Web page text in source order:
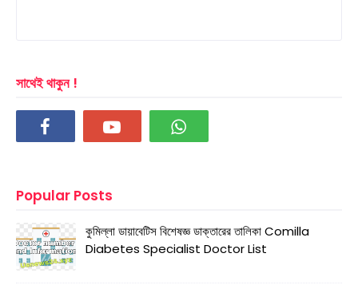
সাথেই থাকুন !
Popular Posts
কুমিল্লা ডায়াবেটিস বিশেষজ্ঞ ডাক্তারের তালিকা Comilla
Diabetes Specialist Doctor List